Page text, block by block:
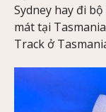
Sydney hay đi
mát tại
Track ở